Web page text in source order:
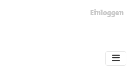
Einloggen